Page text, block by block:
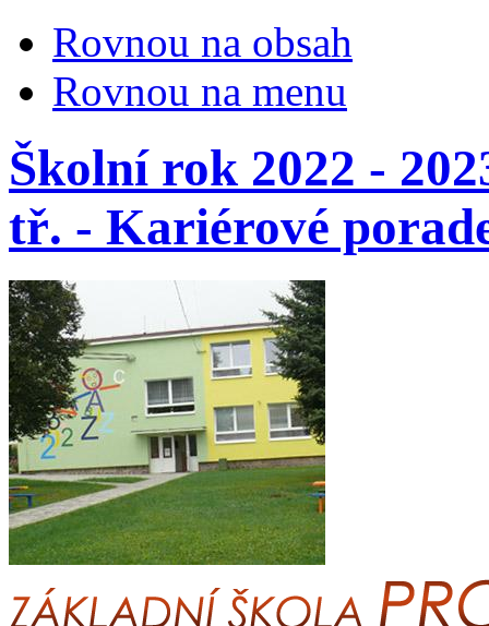
Rovnou na obsah
Rovnou na menu
Školní rok 2022 -
tř. - Kariérové